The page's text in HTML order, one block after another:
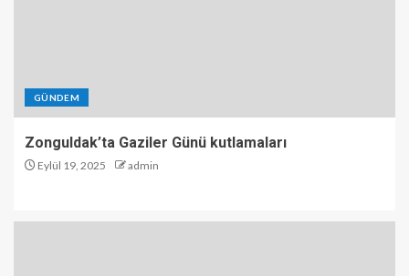
GÜNDEM
Zonguldak’ta Gaziler Günü kutlamaları
Eylül 19, 2025 admin